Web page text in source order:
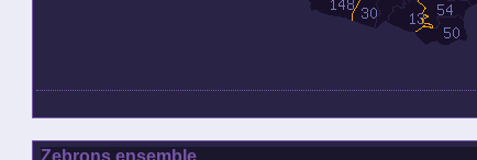
Zebrons ensemble